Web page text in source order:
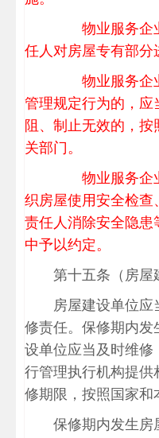
物业服务企
任人对房屋专有部分
物业服务企业
管理规定行为的，应
阻、制止无效的，
关部门。
物业服务企业
织房屋使用安全检查
责任人消除安全隐患
中予以约定。
第十五条（房屋
房屋建设单位
修责任。保修期内发
设单位应当及时维修
行管理执行机构提供
修期限，按照国家和
保修期内发生房